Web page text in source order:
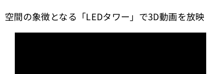
空間の象徴となる「LEDタワー」で3D動画を放映